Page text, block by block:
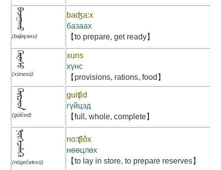
ᠪᠠᠵᠠᠭᠠᠬᠤ
(baǰaɣaxu)
baʤa:x
базаах
【to prepare, get ready】
ᠬᠦᠨᠡᠰᠦ
(xünesü)
xuns
хүнс
【provisions, rations, food】
ᠭᠦᠢᠴᠡᠳ
(güičed)
guiʧid
гүйцэд
【full, whole, complete】
ᠨᠥᠭᠡᠴᠡᠯᠡᠬᠦ
(nögečelexü)
no:ʧlǒx
нөөцлөх
【to lay in store, to prepare reserves】